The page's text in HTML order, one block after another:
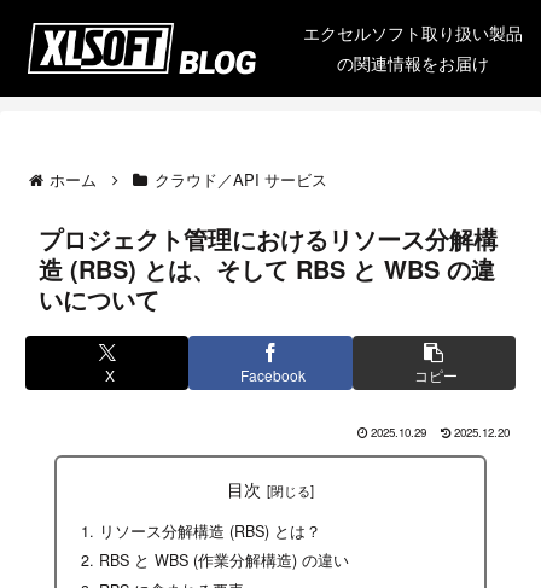
エクセルソフト取り扱い製品
の関連情報をお届け
ホーム クラウド／API サービス
プロジェクト管理におけるリソース分解構
造 (RBS) とは、そして RBS と WBS の違
いについて
X Facebook コピー
2025.10.29 2025.12.20
目次
リソース分解構造 (RBS) とは？
RBS と WBS (作業分解構造) の違い